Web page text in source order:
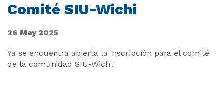
Comité SIU-Wichi
26 May 2025
Ya se encuentra abierta la inscripción para el comité
de la comunidad SIU-Wichi.